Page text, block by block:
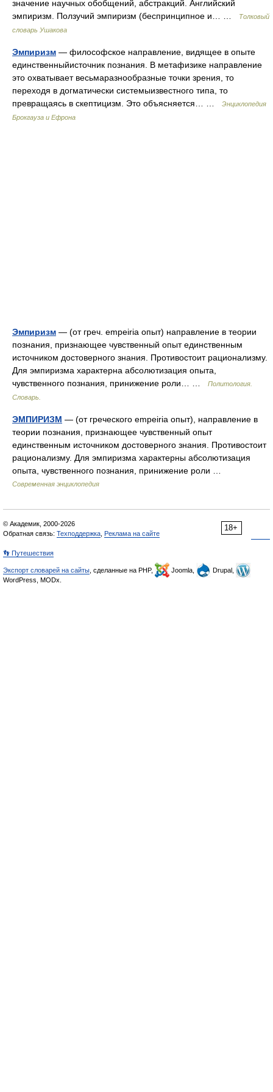
значение научных обобщений, абстракций. Английский
эмпиризм. Ползучий эмпиризм (беспринципное и… …
Толковый
словарь Ушакова
Эмпиризм — философское направление, видящее в опыте
единственныйисточник познания. В метафизике направление
это охватывает весьмаразнообразные точки зрения, то
переходя в догматически системыизвестного типа, то
превращаясь в скептицизм. Это объясняется… …
Энциклопедия
Брокгауза и Ефрона
Эмпиризм — (от греч. empeiria опыт) направление в теории
познания, признающее чувственный опыт единственным
источником достоверного знания. Противостоит рационализму.
Для эмпиризма характерна абсолютизация опыта,
чувственного познания, принижение роли… …
Политология.
Словарь.
ЭМПИРИЗМ — (от греческого empeiria опыт), направление в
теории познания, признающее чувственный опыт
единственным источником достоверного знания. Противостоит
рационализму. Для эмпиризма характерны абсолютизация
опыта, чувственного познания, принижение роли …
Современная энциклопедия
18+
© Академик, 2000-2026
Обратная связь: Техподдержка Реклама на сайте
👣 Путешествия
Экспорт словарей на сайты , сделанные на PHP, Joomla,
Drupal,
WordPress, MODx.